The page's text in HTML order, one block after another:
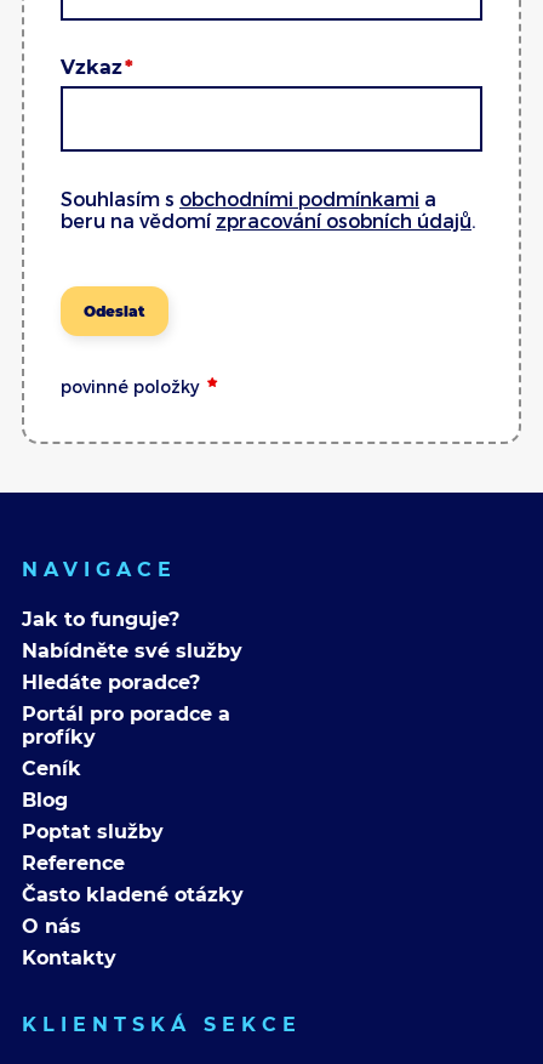
Vzkaz
Souhlasím s obchodními podmínkami a
beru na vědomí zpracování osobních údajů
Odeslat
povinné položky
NAVIGACE
Jak to funguje?
Nabídněte své služby
Hledáte poradce?
Portál pro poradce a
profíky
Ceník
Blog
Poptat služby
Reference
Často kladené otázky
O nás
Kontakty
KLIENTSKÁ SEKCE